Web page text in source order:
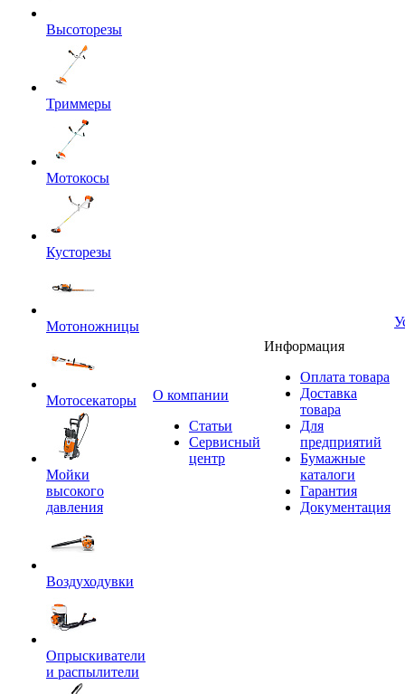
Высоторезы
Триммеры
Мотокосы
Кусторезы
Мотоножницы
Мотосекаторы
Мойки
высокого
давления
Воздуходувки
Опрыскиватели
и распылители
O компании
Статьи
Сервисный
центр
Информация
Оплата товара
Доставка
товара
Для
предприятий
Бумажные
каталоги
Гарантия
Документация